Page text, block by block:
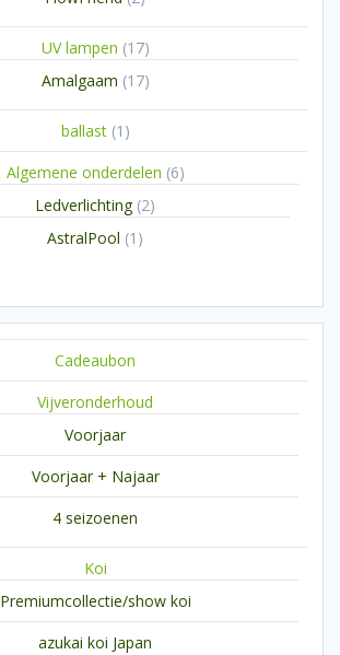
UV lampen 1717
Amalgaam 1717
ballast 1 1
product
Algemene onderdelen 66
Ledverlichting 22
AstralPool 1 1
Cadeaubon
Vijveronderhoud
Voorjaar
Voorjaar + Najaar
4 seizoenen
Koi
Premiumcollectie/show koi
azukai koi Japan